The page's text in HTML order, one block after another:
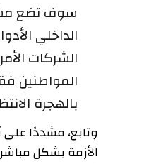
سوف تضع مشاريع
الداخلي
الشركات
المواطنين
بالهجرة
وتابع، مشددًا على أن
الأزمة بشكل مباشر